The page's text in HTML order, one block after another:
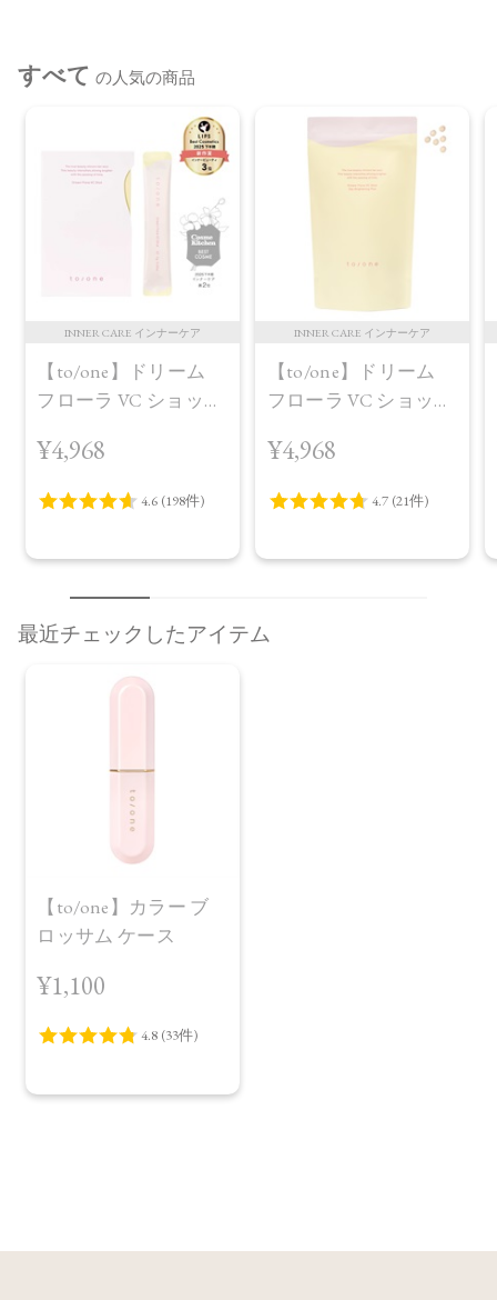
すべて の人気の商品
INNER CARE インナーケア
【to/one】ドリーム
フローラ VC ショット
¥4,968
INNER CARE インナーケア
【to/one】ドリーム
フローラ VC ショット
プラス＜限定品＞
¥4,968
最近チェックしたアイテム
【to/one】カラー ブ
ロッサム ケース
¥1,100